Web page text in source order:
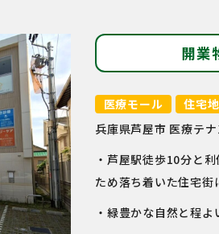
開業
医療モール 住宅地
兵庫県芦屋市 医療テナ
・芦屋駅徒歩10分と
ため落ち着いた住宅街
・緑豊かな自然と程